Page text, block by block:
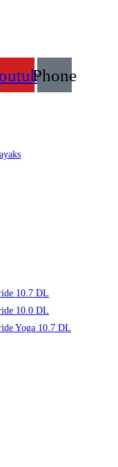
Phone
10.7 DL
10.0 DL
Yoga 10.7 DL